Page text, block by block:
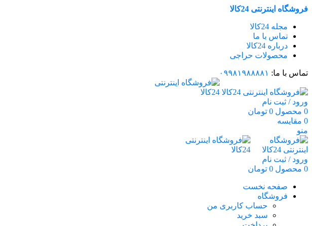
فروشگاه اینترنتی 24کالا
مجله 24کالا
تماس با ما
درباره 24کالا
محصولات حراجی
تماس با ما: ۰۹۹۸۱۹۸۸۸۸۱
ورود / ثبت نام
0 محصول 0 تومان
0 مقایسه
منو
ورود / ثبت نام
0 محصول 0 تومان
صفحه نخست
فروشگاه
حساب کاربری من
سبد خرید